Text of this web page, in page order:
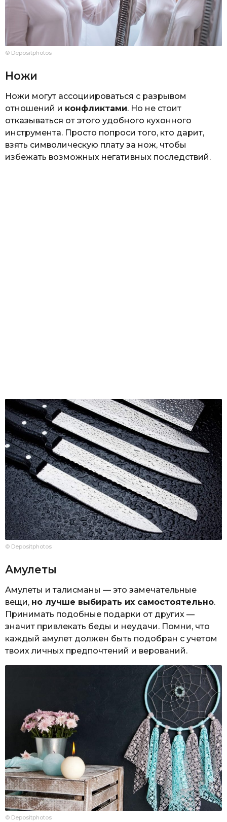
© Depositphotos
Ножи
Ножи могут ассоциироваться с разрывом
отношений и конфликтами. Но не стоит
отказываться от этого удобного кухонного
инструмента. Просто попроси того, кто дарит,
взять символическую плату за нож, чтобы
избежать возможных негативных последствий.
© Depositphotos
Амулеты
Амулеты и талисманы — это замечательные
вещи, но лучше выбирать их самостоятельно.
Принимать подобные подарки от других —
значит привлекать беды и неудачи. Помни, что
каждый амулет должен быть подобран с учетом
твоих личных предпочтений и верований.
© Depositphotos